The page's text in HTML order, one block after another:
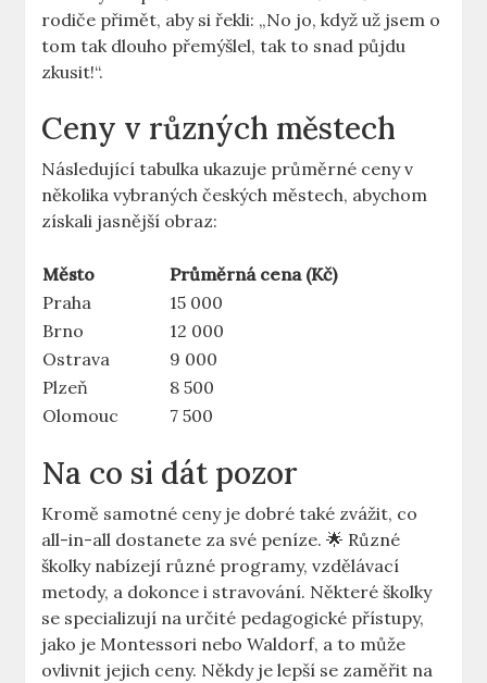
rodiče přimět, aby si řekli: „No jo, když už jsem o
tom tak dlouho přemýšlel, tak to snad půjdu
zkusit!“.
Ceny v různých městech
Následující tabulka ukazuje průměrné ceny v
několika vybraných českých městech, abychom
získali jasnější obraz:
Město
Průměrná cena (Kč)
Praha
15 000
Brno
12 000
Ostrava
9 000
Plzeň
8 500
Olomouc
7 500
Na co si dát pozor
Kromě samotné ceny je dobré také zvážit, co
all-in-all dostanete za své peníze. 🌟 Různé
školky nabízejí různé programy, vzdělávací
metody, a dokonce i stravování. Některé školky
se specializují na určité pedagogické přístupy,
jako je Montessori nebo Waldorf, a to může
ovlivnit jejich ceny. Někdy je lepší se zaměřit na